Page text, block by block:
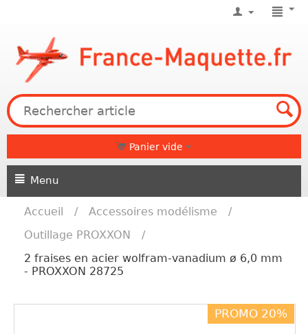
Panier vide
Menu
Accueil / Accessoires modélisme
/
Outillage PROXXON
/
2 fraises en acier wolfram-vanadium ø 6,0 mm
- PROXXON 28725
PROMO 20%